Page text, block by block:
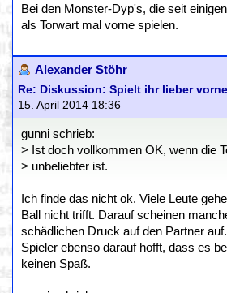
Bei den Monster-Dyp's, die seit
als Torwart mal vorne spielen.
Alexander Stöhr
Re: Diskussion: Spielt ihr lieber
15. April 2014 18:36
gunni schrieb:
> Ist doch vollkommen OK, wenn die
> unbeliebter ist.
Ich finde das nicht ok. Viele Leute
Ball nicht trifft. Darauf scheinen
schädlichen Druck auf den Partner
Spieler ebenso darauf hofft, dass es
keinen Spaß.